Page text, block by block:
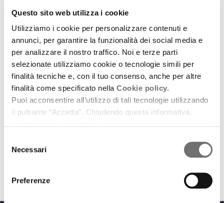
Questo sito web utilizza i cookie
Utilizziamo i cookie per personalizzare contenuti e
annunci, per garantire la funzionalità dei social media e
per analizzare il nostro traffico. Noi e terze parti
selezionate utilizziamo cookie o tecnologie simili per
finalità tecniche e, con il tuo consenso, anche per altre
finalità come specificato nella Cookie policy.
Puoi acconsentire all’utilizzo di tali tecnologie utilizzando
il pulsante “Accetta”. Chiudendo questa informativa,
delNecessari
Preferenze
Archivio / Protagonisti
Ulisse Bezzi: coltivare lo sguardo
6 settembre 2016
dedicato la sua vita alla fotografia - prima puntata